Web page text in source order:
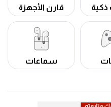
قارن الأجهزة
سماعات